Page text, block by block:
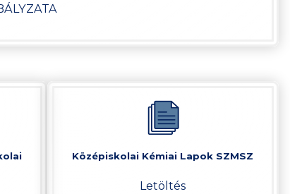
Középiskolai Kémiai Lapok SZMSZ
Letöltés